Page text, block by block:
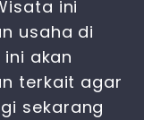
ini
usaha di
akan
terkait agar
sekarang